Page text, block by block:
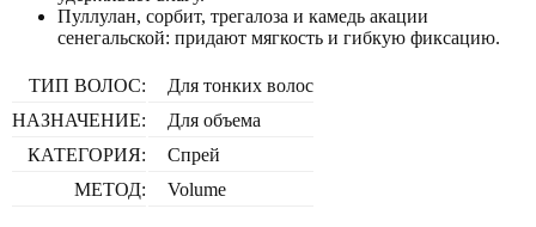
Пуллулан, сорбит, трегалоза и камедь акации
сенегальской: придают мягкость и гибкую фиксацию.
ТИП ВОЛОС:
Для тонких волос
НАЗНАЧЕНИЕ:
Для объема
КАТЕГОРИЯ:
Спрей
МЕТОД:
Volume